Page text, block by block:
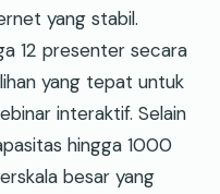
yang stabil.
12 presenter secara
yang tepat untuk
interaktif. Selain
hingga 1000
besar yang